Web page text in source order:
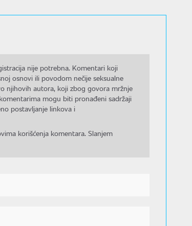
nije potrebna. Komentari koji
osnovi ili povodom nečije seksualne
njihovih autora, koji zbog govora mržnje
mogu biti pronađeni sadržaji
postavljanje linkova i
korišćenja komentara. Slanjem